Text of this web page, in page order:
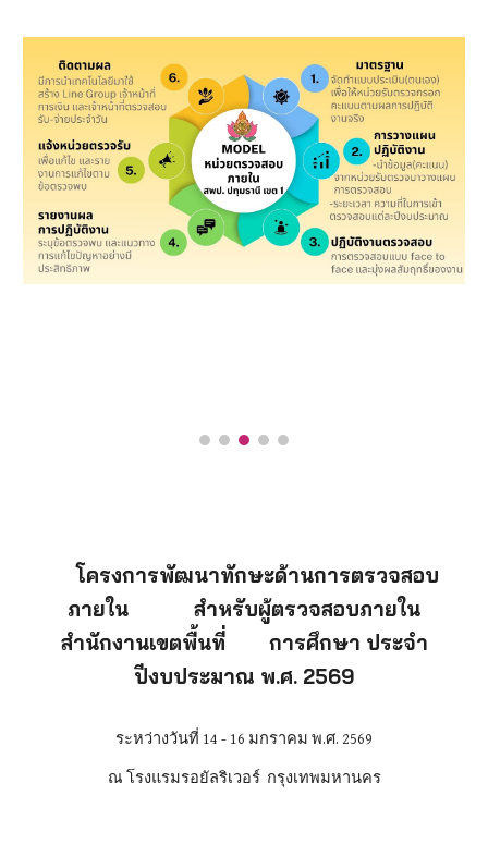
โครงการพัฒนาทักษะด้านการตรวจสอบ
ภายใน สำหรับผู้ตรวจสอบภายใน
สำนักงานเขตพื้นที่ การศึกษา ประจำ
ปีงบประมาณ พ.ศ. 2569
ระหว่างวันที่ 14 - 16 มกราคม พ.ศ. 2569
ณ โรงแรมรอยัลริเวอร์ กรุงเทพมหานคร